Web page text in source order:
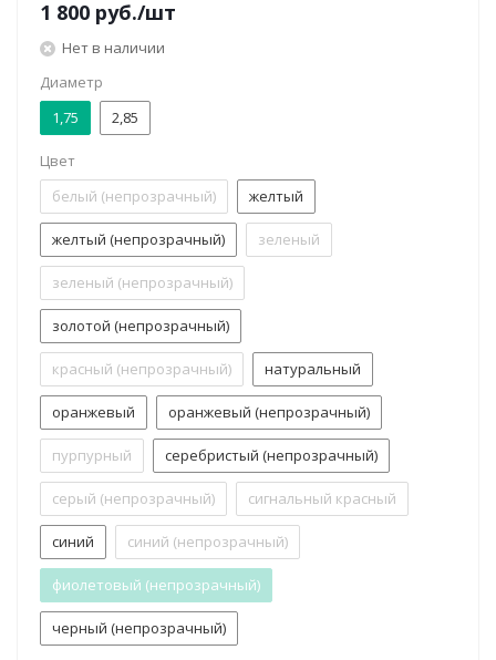
1 800 руб./шт
Нет в наличии
Диаметр
1,75
2,85
Цвет
белый (непрозрачный)
желтый
желтый (непрозрачный) зеленый
зеленый (непрозрачный)
золотой (непрозрачный)
красный (непрозрачный) натуральный
оранжевый оранжевый (непрозрачный)
пурпурный серебристый (непрозрачный)
серый (непрозрачный) сигнальный красный
синий синий (непрозрачный)
фиолетовый (непрозрачный)
черный (непрозрачный)